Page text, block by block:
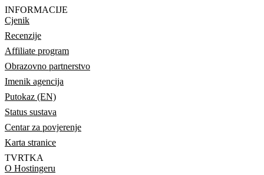
INFORMACIJE
Cjenik
Recenzije
Affiliate program
Obrazovno partnerstvo
Imenik agencija
Putokaz (EN)
Status sustava
Centar za povjerenje
Karta stranice
TVRTKA
O Hostingeru